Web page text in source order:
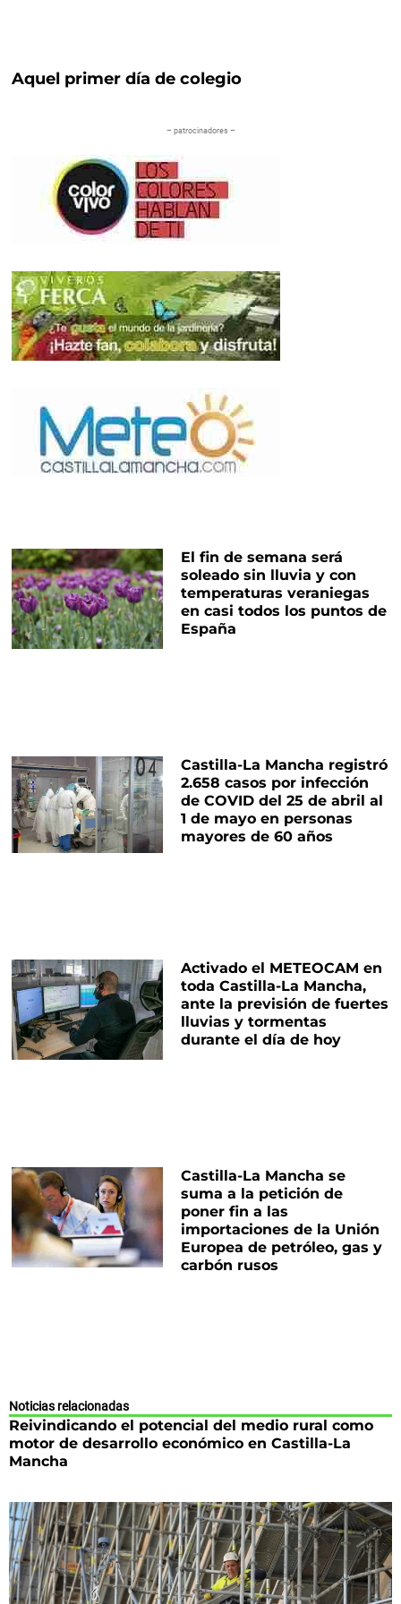
Aquel primer día de colegio
– patrocinadores –
El fin de semana será
soleado sin lluvia y con
temperaturas veraniegas
en casi todos los puntos de
España
Castilla-La Mancha registró
2.658 casos por infección
de COVID del 25 de abril al
1 de mayo en personas
mayores de 60 años
Activado el METEOCAM en
toda Castilla-La Mancha,
ante la previsión de fuertes
lluvias y tormentas
durante el día de hoy
Castilla-La Mancha se
suma a la petición de
poner fin a las
importaciones de la Unión
Europea de petróleo, gas y
carbón rusos
Noticias relacionadas
Reivindicando el potencial del medio rural como
motor de desarrollo económico en Castilla-La
Mancha